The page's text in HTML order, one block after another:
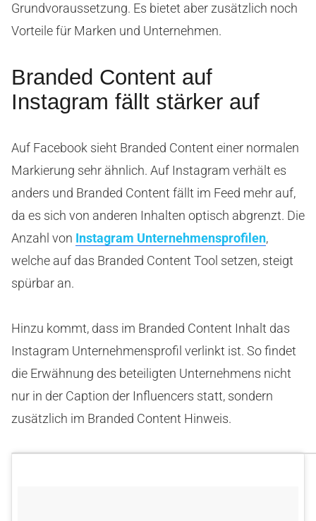
Grundvoraussetzung. Es bietet aber zusätzlich noch
Vorteile für Marken und Unternehmen.
Branded Content auf
Instagram fällt stärker auf
Auf Facebook sieht Branded Content einer normalen
Markierung sehr ähnlich. Auf Instagram verhält es
anders und Branded Content fällt im Feed mehr auf,
da es sich von anderen Inhalten optisch abgrenzt. Die
Anzahl von Instagram Unternehmensprofilen,
welche auf das Branded Content Tool setzen, steigt
spürbar an.
Hinzu kommt, dass im Branded Content Inhalt das
Instagram Unternehmensprofil verlinkt ist. So findet
die Erwähnung des beteiligten Unternehmens nicht
nur in der Caption der Influencers statt, sondern
zusätzlich im Branded Content Hinweis.